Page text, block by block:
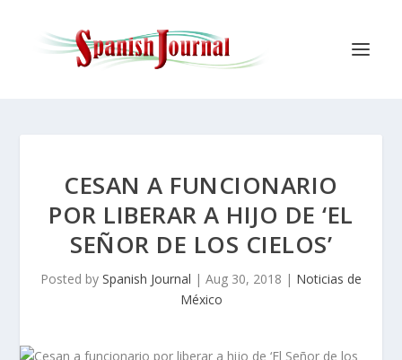
CESAN A FUNCIONARIO
POR LIBERAR A HIJO DE ‘EL
SEÑOR DE LOS CIELOS’
Posted by Spanish Journal | Aug 30, 2018 | Noticias de
México